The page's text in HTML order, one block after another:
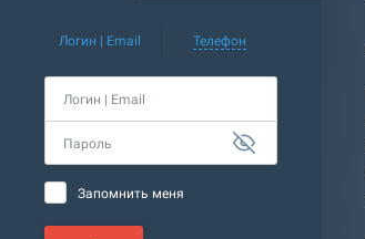
Логин | Email Телефон
Логин | Email
Пароль
Запомнить меня